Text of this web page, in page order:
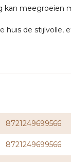
kan meegroeien
huis de
8721249699566
8721249699566